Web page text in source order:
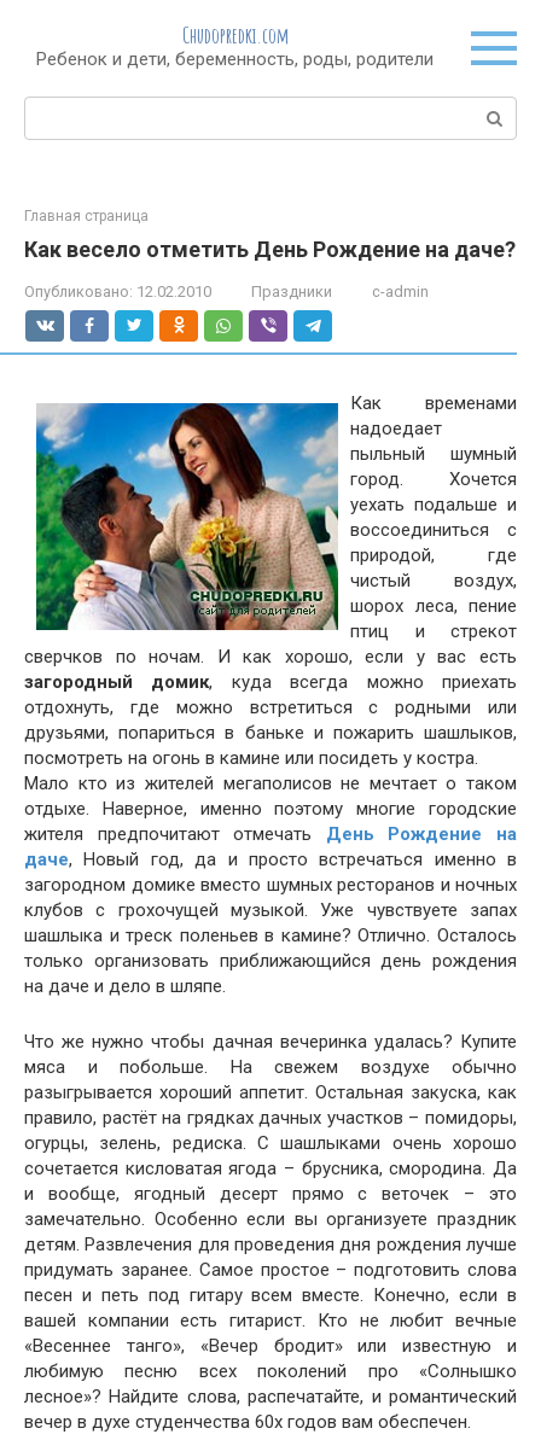
контенту
Chudopredki.com
Ребенок и дети, беременность, роды, родители
Поиск:
Главная страница
Как весело отметить День Рождение на даче?
Опубликовано: 12.02.2010 Праздники c-admin
Как временами
надоедает
пыльный шумный
город. Хочется
уехать подальше и
воссоединиться с
природой, где
чистый воздух,
шорох леса, пение
птиц и стрекот
сверчков по ночам. И как хорошо, если у вас есть
загородный домик, куда всегда можно приехать
отдохнуть, где можно встретиться с родными или
друзьями, попариться в баньке и пожарить шашлыков,
посмотреть на огонь в камине или посидеть у костра.
Мало кто из жителей мегаполисов не мечтает о таком
отдыхе. Наверное, именно поэтому многие городские
жителя предпочитают отмечать День Рождение на
даче, Новый год, да и просто встречаться именно в
загородном домике вместо шумных ресторанов и ночных
клубов с грохочущей музыкой. Уже чувствуете запах
шашлыка и треск поленьев в камине? Отлично. Осталось
только организовать приближающийся день рождения
на даче и дело в шляпе.
Что же нужно чтобы дачная вечеринка удалась? Купите
мяса и побольше. На свежем воздухе обычно
разыгрывается хороший аппетит. Остальная закуска, как
правило, растёт на грядках дачных участков – помидоры,
огурцы, зелень, редиска. С шашлыками очень хорошо
сочетается кисловатая ягода – брусника, смородина. Да
и вообще, ягодный десерт прямо с веточек – это
замечательно. Особенно если вы организуете праздник
детям. Развлечения для проведения дня рождения лучше
придумать заранее. Самое простое – подготовить слова
песен и петь под гитару всем вместе. Конечно, если в
вашей компании есть гитарист. Кто не любит вечные
«Весеннее танго», «Вечер бродит» или известную и
любимую песню всех поколений про «Солнышко
лесное»? Найдите слова, распечатайте, и романтический
вечер в духе студенчества 60х годов вам обеспечен.